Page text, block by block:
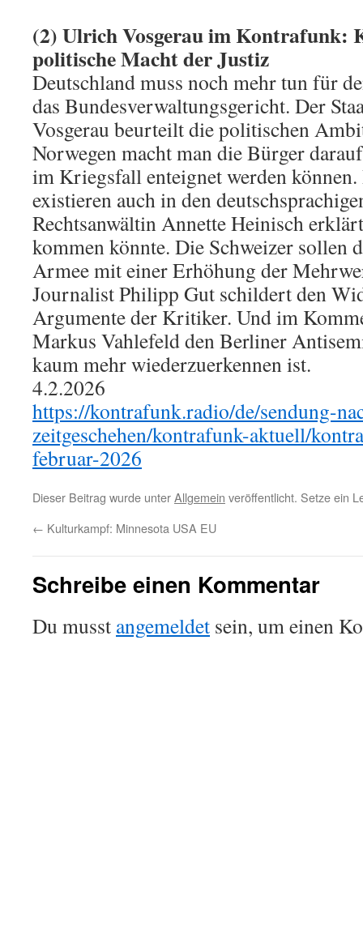
(2) Ulrich Vosgerau im Kontrafunk:
politische Macht der Justiz
Deutschland muss noch mehr tun für
das Bundesverwaltungsgericht. Der
Vosgerau beurteilt die politischen
Norwegen macht man die Bürger
im Kriegsfall enteignet werden
existieren auch in den
Rechtsanwältin Annette Heinisch
kommen könnte. Die Schweizer sollen
Armee mit einer Erhöhung der
Journalist Philipp Gut schildert den
Argumente der Kritiker. Und im
Markus Vahlefeld den Berliner
kaum mehr wiederzuerkennen ist.
4.2.2026
https://kontrafunk.radio/de/sendung-
zeitgeschehen/kontrafunk-aktuell/
februar-2026
Dieser Beitrag wurde unterAllgemein veröffentlicht. Setze ein
← Kulturkampf: Minnesota USA EU
Schreibe einen Kommentar
Du musst angemeldet sein, um einen